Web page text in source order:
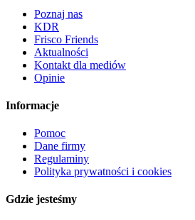
Poznaj nas
KDR
Frisco Friends
Aktualności
Kontakt dla mediów
Opinie
Informacje
Pomoc
Dane firmy
Regulaminy
Polityka prywatności i cookies
Gdzie jesteśmy